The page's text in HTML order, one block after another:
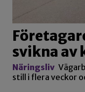
svikna av
Näringsliv
still i flera veckor